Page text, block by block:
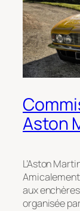
Aston
L’Aston
aux
organisée